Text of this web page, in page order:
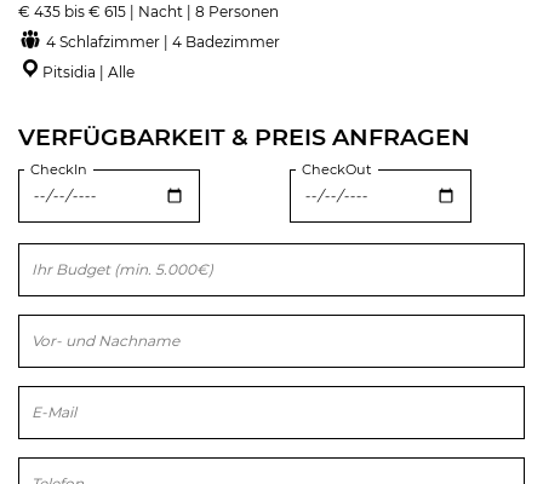
€ 435 bis € 615 | Nacht | 8 Personen
4 Schlafzimmer | 4 Badezimmer
Pitsidia | Alle
VERFÜGBARKEIT & PREIS ANFRAGEN
CheckIn CheckOut
Bitte lasse dieses Feld leer.